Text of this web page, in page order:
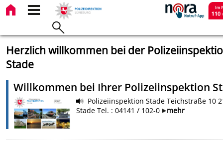
Herzlich willkommen bei der
Stade
Willkommen bei Ihrer Polizeiinspektion
Polizeiinspektion Stade Teichstraße 10
Stade Tel. : 04141 / 102-0
mehr